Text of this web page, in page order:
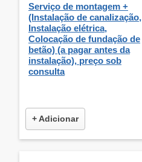
Serviço de montagem +
(Instalação de canalização,
Instalação elétrica,
Colocação de fundação de
betão) (a pagar antes da
instalação), preço sob
consulta
+ Adicionar